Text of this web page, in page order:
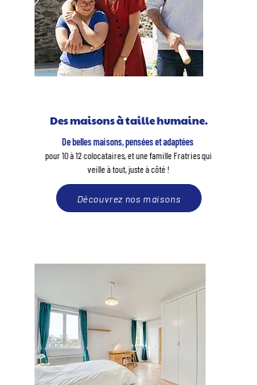
Des maisons à taille humaine.
De belles maisons,pensées et adaptées
pour 10 à 12 colocataires, et une famille Fratries qui
veille à tout, juste à côté !
Découvrez nos maisons